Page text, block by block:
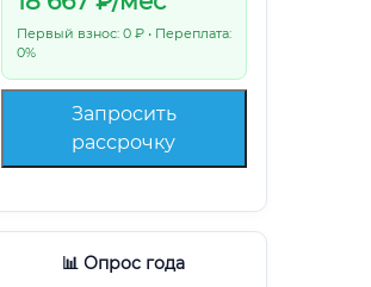
Первый взнос: 0 ₽ • Переплата:
0%
Запросить
рассрочку
📊 Опрос года